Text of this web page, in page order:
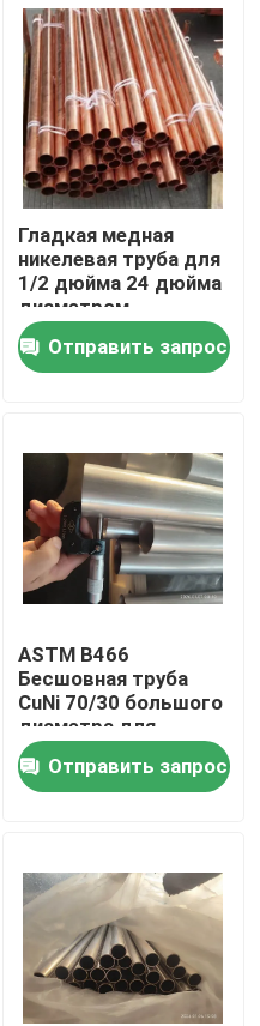
Гладкая медная
никелевая труба для
1/2 дюйма 24 дюйма
диаметром
потребностей
Отправить запрос
ASTM B466
Бесшовная труба
CuNi 70/30 большого
диаметра для
нефтехимической
промышленности
Отправить запрос